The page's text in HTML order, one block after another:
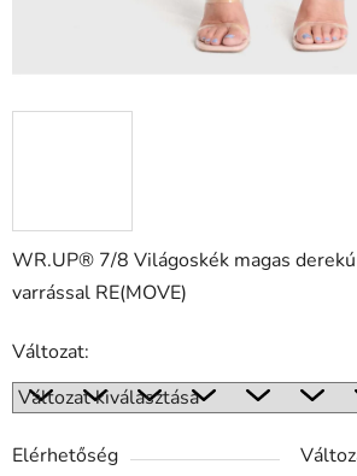
WR.UP® 7/8 Világoskék magas
varrással RE(MOVE)
Változat:
Elérhetőség